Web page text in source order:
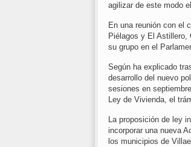
agilizar de este modo
En una reunión con el
Piélagos y El Astillero,
su grupo en el
Según ha explicado
desarrollo del nuevo
sesiones en
Ley de Vivienda, el
La proposición de ley
incorporar una nueva
los municipios de